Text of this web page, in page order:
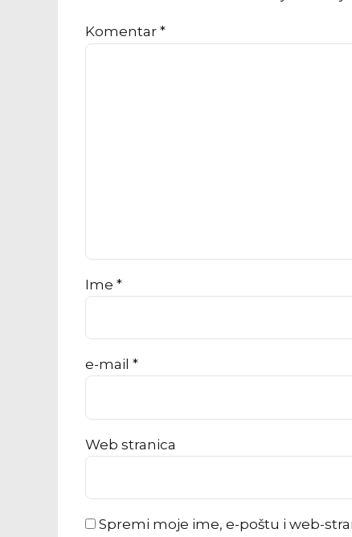
Komentar *
Ime *
e-mail *
Web stranica
Spremi moje ime, e-poštu i web-